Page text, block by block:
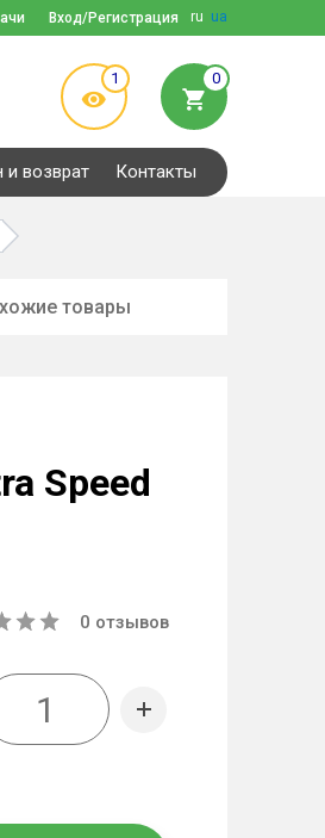
ru ua
Вход/Регистрация
1 0
и возврат Контакты
товары
Speed
0 отзывов